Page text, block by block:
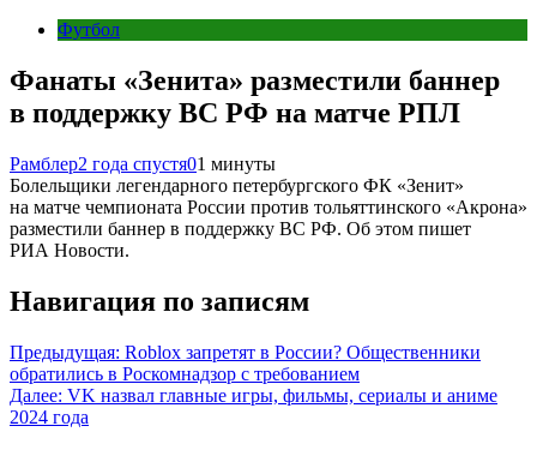
Футбол
Фанаты «Зенита» разместили баннер
в поддержку ВС РФ на матче РПЛ
Рамблер2 года спустя01 минуты
Болельщики легендарного петербургского ФК «Зенит»
на матче чемпионата России против тольяттинского «Акрона»
разместили баннер в поддержку ВС РФ. Об этом пишет
РИА Новости.
Навигация по записям
Предыдущая: Roblox запретят в России? Общественники
обратились в Роскомнадзор с требованием
Далее: VK назвал главные игры, фильмы, сериалы и аниме
2024 года